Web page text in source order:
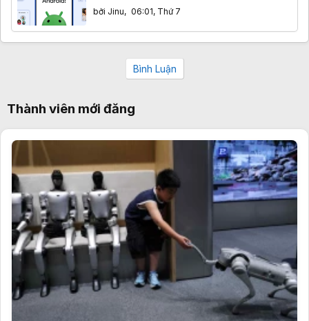
bởi Jinu, 06:01, Thứ 7
Bình Luận
Thành viên mới đăng